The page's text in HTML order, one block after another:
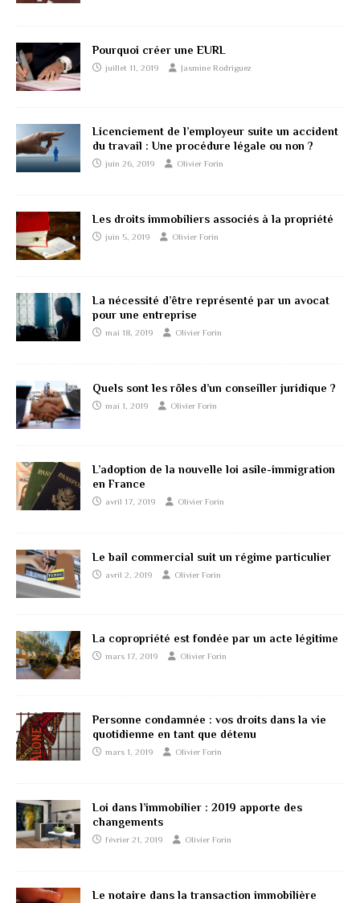
Pourquoi créer une EURL
juillet 11, 2019 Jasmine Rodriguez
Licenciement de l’employeur suite un accident
du travail : Une procédure légale ou non ?
juin 26, 2019 Olivier Forin
Les droits immobiliers associés à la propriété
juin 5, 2019 Olivier Forin
La nécessité d’être représenté par un avocat
pour une entreprise
mai 18, 2019 Olivier Forin
Quels sont les rôles d’un conseiller juridique ?
mai 1, 2019 Olivier Forin
L’adoption de la nouvelle loi asile-immigration
en France
avril 17, 2019 Olivier Forin
Le bail commercial suit un régime particulier
avril 2, 2019 Olivier Forin
La copropriété est fondée par un acte légitime
mars 17, 2019 Olivier Forin
Personne condamnée : vos droits dans la vie
quotidienne en tant que détenu
mars 1, 2019 Olivier Forin
Loi dans l’immobilier : 2019 apporte des
changements
février 21, 2019 Olivier Forin
Le notaire dans la transaction immobilière